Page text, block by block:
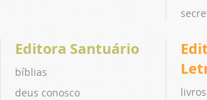
Editora Santuário
bíblias
deus conosco
livros